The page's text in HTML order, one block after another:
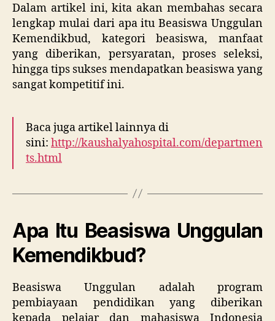
Dalam artikel ini, kita akan membahas secara
lengkap mulai dari apa itu Beasiswa Unggulan
Kemendikbud, kategori beasiswa, manfaat
yang diberikan, persyaratan, proses seleksi,
hingga tips sukses mendapatkan beasiswa yang
sangat kompetitif ini.
Baca juga artikel lainnya di
sini: http://kaushalyahospital.com/departmen
ts.html
Apa Itu Beasiswa Unggulan
Kemendikbud?
Beasiswa Unggulan adalah program
pembiayaan pendidikan yang diberikan
kepada pelajar dan mahasiswa Indonesia